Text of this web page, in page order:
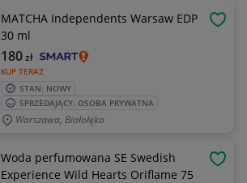
MATCHA Independents Warsaw EDP
30 ml
KUP TERAZ
180zł
STAN: NOWY
SPRZEDAJĄCY: OSOBA PRYWATNA
Warszawa, Białołęka
Woda perfumowana SE Swedish
Experience Wild Hearts Oriflame 75